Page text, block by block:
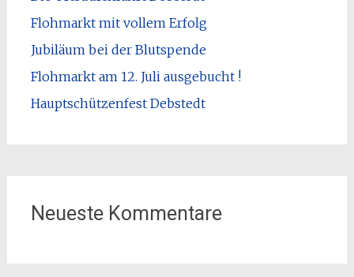
Flohmarkt mit vollem Erfolg
Jubiläum bei der Blutspende
Flohmarkt am 12. Juli ausgebucht !
Hauptschützenfest Debstedt
Neueste Kommentare